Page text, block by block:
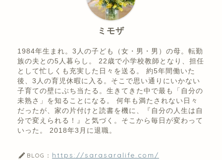
ミモザ
1984年生まれ。3人の子ども（女・男・男）の母。転勤
族の夫との5人暮らし。 22歳で小学校教師となり、担任
として忙しくも充実した日々を送る。 約5年間働いた
後、3人の育児休暇に入る。そこで思い通りにいかない
子育ての壁にぶち当たる。生きてきた中で最も「自分の
未熟さ」を知ることになる。 何年も満たされない日々
だったが、家の片付けと読書を機に、『自分の人生は自
分で変えられる！』と気づく。そこから毎日が変わって
いった。 2018年3月に退職。
BLOG： https://sarasaralife.com/